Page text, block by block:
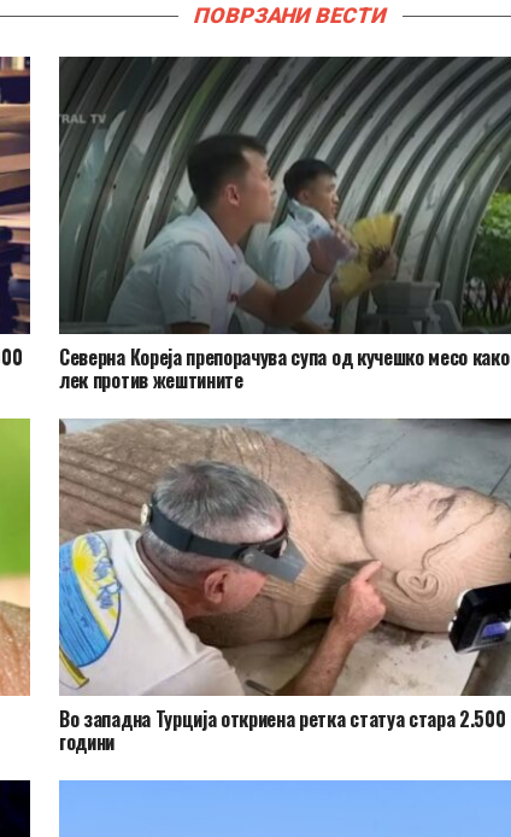
ПОВРЗАНИ ВЕСТИ
Северна Кореја препорачува супа од кучешко месо како
лек против жештините
Во западна Турција откриена ретка статуа стара 2.500
години